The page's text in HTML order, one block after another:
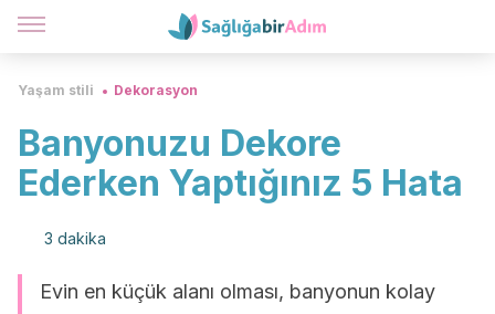
Yaşam stili Dekorasyon
Banyonuzu Dekore
Ederken Yaptığınız 5 Hata
3 dakika
Evin en küçük alanı olması, banyonun kolay